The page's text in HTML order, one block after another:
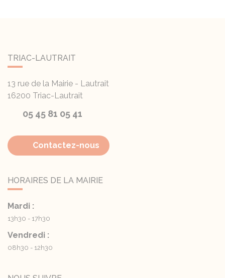
TRIAC-LAUTRAIT
13 rue de la Mairie - Lautrait
16200 Triac-Lautrait
05 45 81 05 41
Contactez-nous
HORAIRES DE LA MAIRIE
Mardi :
13h30 - 17h30
Vendredi :
08h30 - 12h30